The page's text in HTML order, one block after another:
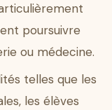
poursuivre
ou médecine.
telles que les
les élèves